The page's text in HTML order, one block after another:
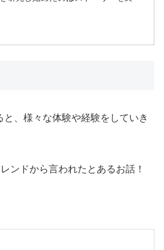
と、様々な体験や経験をしていき
ンドから言われたとあるお話！